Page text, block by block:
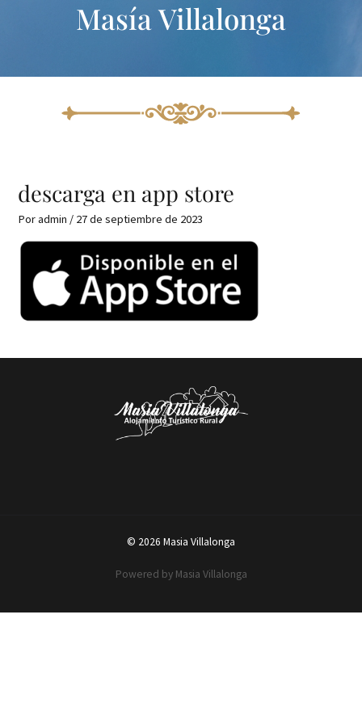
Masía Villalonga
descarga en app store
Poradmin / 27 de septiembre de 2023
© 2026 Masia Villalonga
Powered by Masia Villalonga